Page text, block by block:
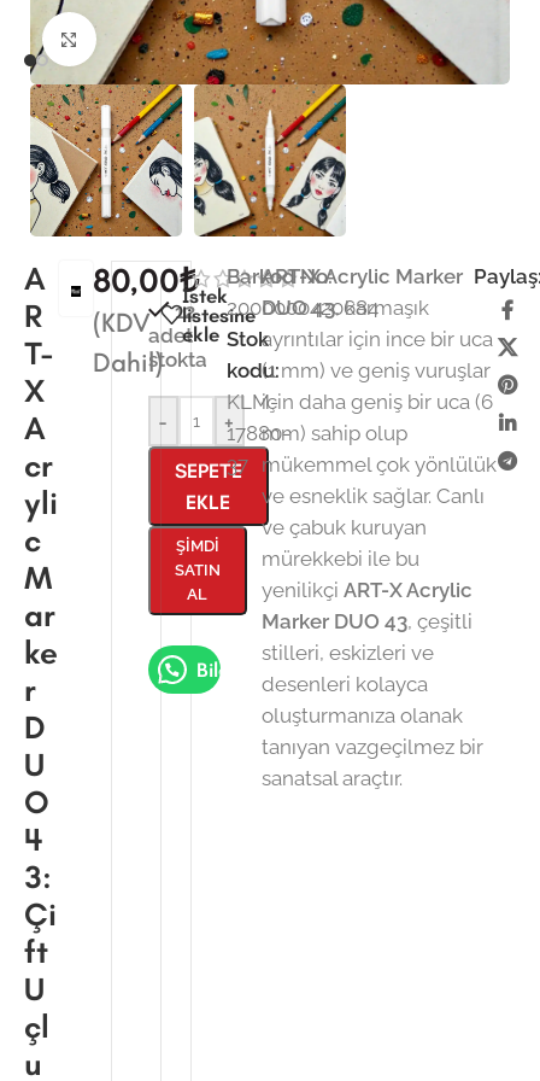
Büyütmek için tıklayın
A
R
T-
X
A
cr
yli
c
M
ar
ke
r
D
U
O
4
3:
Çi
ft
U
çl
u
80,00₺
(KDV
Dahil)
12
adet
stokta
- +
SEPETE
EKLE
ŞIMDI
SATIN
AL
Bilgi Al
İstek
listesine
ekle
Barkod No:
2000000420684
Stok
kodu:
KLM-
17880-
37
ART-X Acrylic Marker
DUO 43, karmaşık
ayrıntılar için ince bir uca
(1 mm) ve geniş vuruşlar
için daha geniş bir uca (6
mm) sahip olup
mükemmel çok yönlülük
ve esneklik sağlar. Canlı
ve çabuk kuruyan
mürekkebi ile bu
yenilikçiART-X Acrylic
Marker DUO 43, çeşitli
stilleri, eskizleri ve
desenleri kolayca
oluşturmanıza olanak
tanıyan vazgeçilmez bir
sanatsal araçtır.